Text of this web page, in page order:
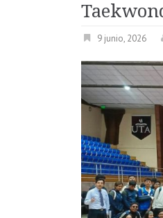
9 junio, 2026